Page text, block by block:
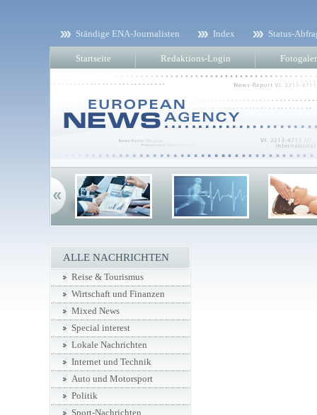
Ständige ENA-Journalisten Index Status-
Startseite Redaktions-Login
ALLE NACHRICHTEN
Reise & Tourismus
Wirtschaft und Finanzen
Mixed News
Special interest
Lokale Nachrichten
Internet und Technik
Auto und Motorsport
Politik
Sport-Nachrichten